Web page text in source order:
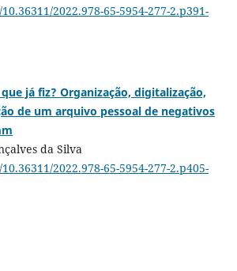
2022.978-65-5954-277-2.p391-
já fiz? Organização, digitalização,
de um arquivo pessoal de negativos
da Silva
2022.978-65-5954-277-2.p405-